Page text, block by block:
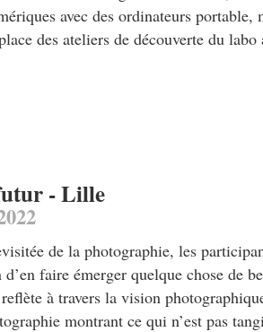
avec des ordinateurs
des ateliers de découverte du labo
- Lille
de la photographie, les
faire émerger quelque chose de
à travers la vision
montrant ce qui n’est pas